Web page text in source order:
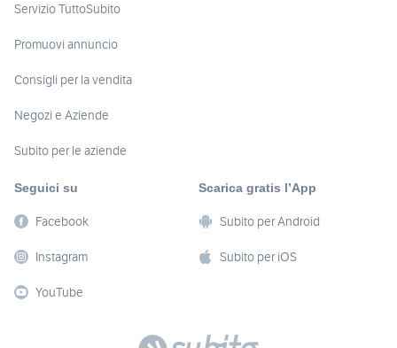
Servizio TuttoSubito
Promuovi annuncio
Consigli per la vendita
Negozi e Aziende
Subito per le aziende
Seguici su
Facebook
Instagram
YouTube
Scarica gratis l’App
Subito per Android
Subito per iOS